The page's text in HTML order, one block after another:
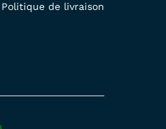
Politique de livraison